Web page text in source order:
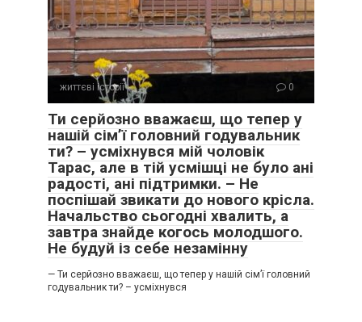
життєві історії 0
Ти серйозно вважаєш, що тепер у
нашій сім’ї головний годувальник
ти? – усміхнувся мій чоловік
Тарас, але в тій усмішці не було ані
радості, ані підтримки. – Не
поспішай звикати до нового крісла.
Начальство сьогодні хвалить, а
завтра знайде когось молодшого.
Не будуй із себе незамінну
— Ти серйозно вважаєш, що тепер у нашій сім’ї головний
годувальник ти? – усміхнувся